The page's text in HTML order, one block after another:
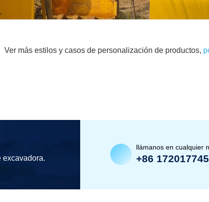
Ver más estilos y casos de personalización de productos,
excavadora.
llámanos en cualquier
+86